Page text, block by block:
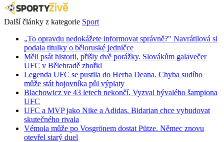
Další články z kategorie Sport
„To opravdu nedokážete informovat správně?" Navrátilová si
podala titulky o běloruské jedničce
Měli psát historii, přišly dvě porážky. Slovákům galavečer
UFC v Bělehradě zhořkl
Legenda UFC se pustila do Herba Deana. Chyba sudího
může stát bojovníka půl výplaty
Blachowicz ve 43 letech nekončí. Vyzval bývalého šampiona
UFC
UFC a MVP jako Nike a Adidas. Bidarian chce vybudovat
skutečného rivala
Vémola může po Vosgrönem dostat Pütze. Němec znovu
otevřel starý duel